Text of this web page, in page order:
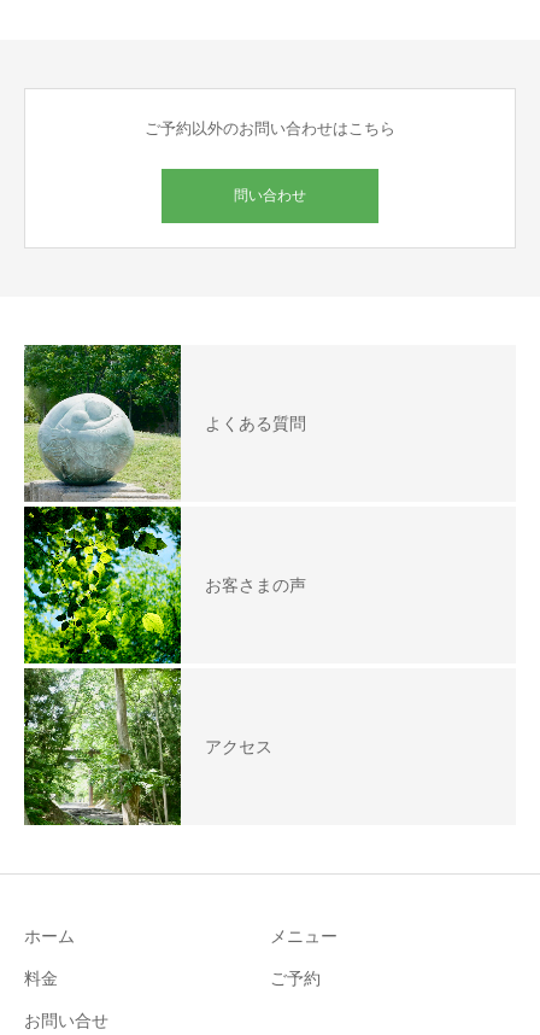
ご予約以外のお問い合わせはこちら
問い合わせ
よくある質問
お客さまの声
アクセス
ホーム メニュー
料金 ご予約
お問い合せ